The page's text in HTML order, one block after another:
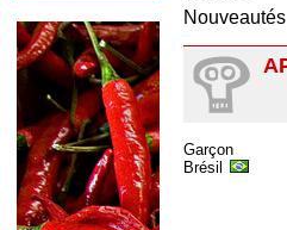
Nouveautés
Garçon
Brésil